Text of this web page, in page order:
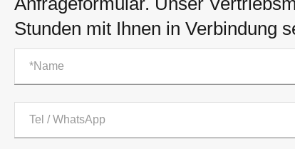
Stunden mit Ihnen in Verbindung